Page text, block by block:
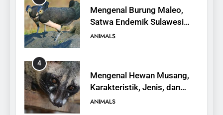
Mengenal Burung Maleo,
Satwa Endemik Sulawesi
yang Terancam Punah
ANIMALS
4
Mengenal Hewan Musang,
Karakteristik, Jenis, dan
Peran dalam Ekosistem
ANIMALS